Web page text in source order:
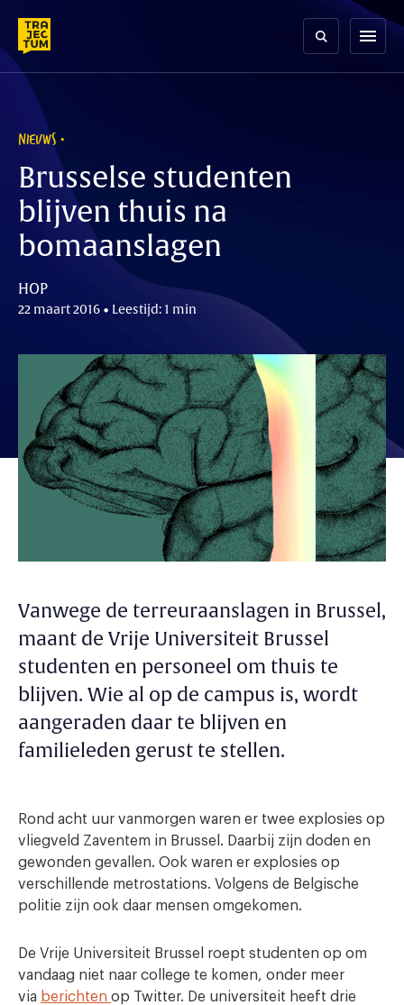
content
menu
NIEUWS
Brusselse studenten
blijven thuis na
bomaanslagen
HOP
22 maart 2016 • Leestijd: 1 min
Vanwege de terreuraanslagen in Brussel,
maant de Vrije Universiteit Brussel
studenten en personeel om thuis te
blijven. Wie al op de campus is, wordt
aangeraden daar te blijven en
familieleden gerust te stellen.
Rond acht uur vanmorgen waren er twee explosies op
vliegveld Zaventem in Brussel. Daarbij zijn doden en
gewonden gevallen. Ook waren er explosies op
verschillende metrostations. Volgens de Belgische
politie zijn ook daar mensen omgekomen.
De Vrije Universiteit Brussel roept studenten op om
vandaag niet naar college te komen, onder meer
via berichten op Twitter. De universiteit heeft drie